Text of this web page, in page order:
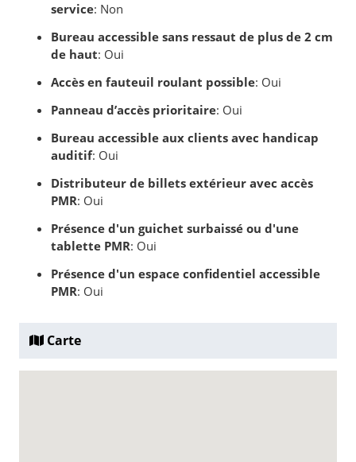
service: Non
Bureau accessible sans ressaut de plus de 2 cm
de haut: Oui
Accès en fauteuil roulant possible: Oui
Panneau d’accès prioritaire: Oui
Bureau accessible aux clients avec handicap
auditif: Oui
Distributeur de billets extérieur avec accès
PMR: Oui
Présence d'un guichet surbaissé ou d'une
tablette PMR: Oui
Présence d'un espace confidentiel accessible
PMR: Oui
Carte